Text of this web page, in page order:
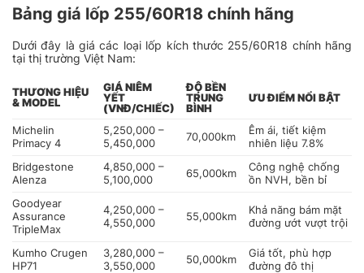
Bảng giá lốp 255/60R18 chính hãng
Dưới đây là giá các loại lốp kích thước 255/60R18 chính hãng
tại thị trường Việt Nam:
THƯƠNG HIỆU
& MODEL
GIÁ NIÊM
YẾT
(VNĐ/CHIẾC)
ĐỘ BỀN
TRUNG
BÌNH
ƯU ĐIỂM NỔI BẬT
Michelin
Primacy 4
5,250,000 –
5,450,000
70,000km
Êm ái, tiết kiệm
nhiên liệu 7.8%
Bridgestone
Alenza
4,850,000 –
5,100,000
65,000km
Công nghệ chống
ồn NVH, bền bỉ
Goodyear
Assurance
TripleMax
4,250,000 –
4,550,000
55,000km
Khả năng bám mặt
đường ướt vượt trội
Kumho Crugen
HP71
3,280,000 –
3,550,000
50,000km
Giá tốt, phù hợp
đường đô thị